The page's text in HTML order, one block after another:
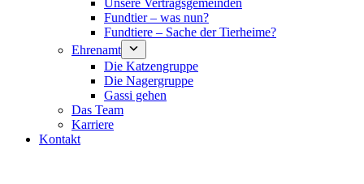
Unsere Vertragsgemeinden
Fundtier – was nun?
Fundtiere – Sache der Tierheime?
Ehrenamt
Die Katzengruppe
Die Nagergruppe
Gassi gehen
Das Team
Karriere
Kontakt